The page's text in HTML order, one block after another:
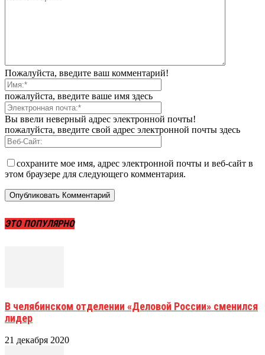
Пожалуйста, введите ваш комментарий!
пожалуйста, введите ваше имя здесь
Вы ввели неверный адрес электронной почты!
пожалуйста, введите свой адрес электронной почты здесь
сохраните мое имя, адрес электронной почты и веб-сайт в
этом браузере для следующего комментария.
ЭТО ПОПУЛЯРНО
В челябинском отделении «Деловой России» сменился
лидер
21 декабря 2020